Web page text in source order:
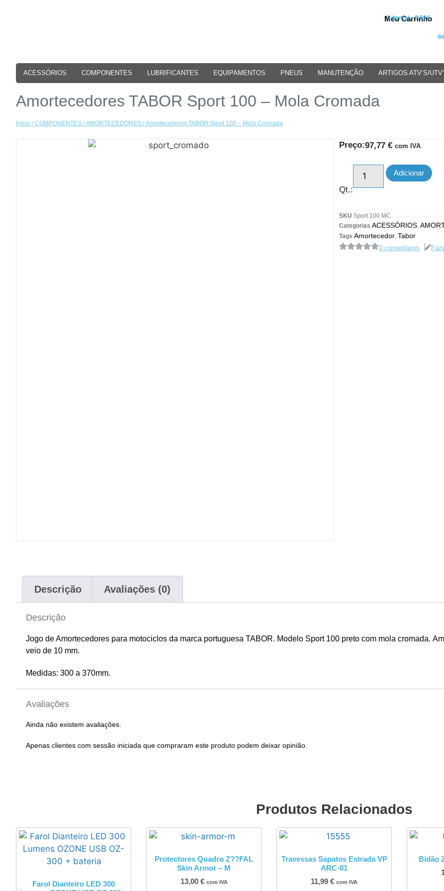
Meu Carrinho
0 iten(s) - 0.00€
ACESSÓRIOS COMPONENTES LUBRIFICANTES EQUIPAMENTOS PNEUS MANUTENÇÃO ARTIGOS ATV’S/
Amortecedores TABOR Sport 100 – Mola Cromada
Início /COMPONENTES /AMORTECEDORES / Amortecedores TABOR Sport 100 – Mola Cromada
Preço:97,77 € com IVA
Qt.:
Adicionar
SKU Sport 100 MC
Categorias ACESSÓRIOS
Tags Amortecedor Tabor
0 comentários
Descrição Avaliações (0)
Descrição
Jogo de Amortecedores para motociclos da marca portuguesa TABOR. Modelo Sport 100 preto com mola cromada.
veio de 10 mm.
Medidas: 300 a 370mm.
Avaliações
Ainda não existem avaliações.
Apenas clientes com sessão iniciada que compraram este produto podem deixar opinião.
Produtos Relacionados
Farol Dianteiro LED 300
Protectores Quadro Z??FAL
Skin Armor – M
13,00 € com IVA
Travessas Sapatos Estrada VP
ARC-01
11,99 € com IVA
Bidão